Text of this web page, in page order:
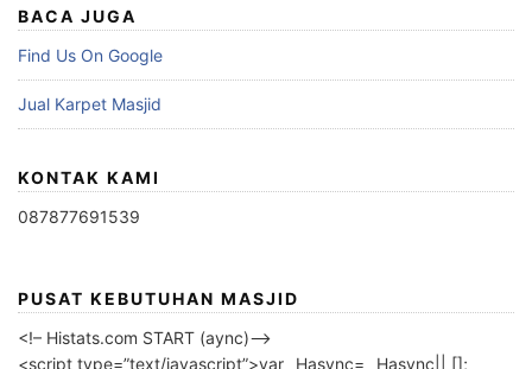
BACA JUGA
Find Us On Google
Jual Karpet Masjid
KONTAK KAMI
087877691539
PUSAT KEBUTUHAN MASJID
<!– Histats.com START (aync)–>
<script type=”text/javascript”>var _Hasync= _Hasync|| [];